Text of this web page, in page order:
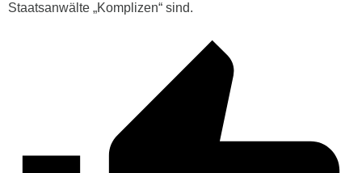
Staatsanwälte „Komplizen“ sind.